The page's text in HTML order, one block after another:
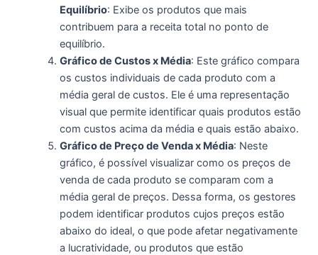
Equilíbrio: Exibe os produtos que mais
contribuem para a receita total no ponto de
equilíbrio.
Gráfico de Custos x Média: Este gráfico compara
os custos individuais de cada produto com a
média geral de custos. Ele é uma representação
visual que permite identificar quais produtos estão
com custos acima da média e quais estão abaixo.
Gráfico de Preço de Venda x Média: Neste
gráfico, é possível visualizar como os preços de
venda de cada produto se comparam com a
média geral de preços. Dessa forma, os gestores
podem identificar produtos cujos preços estão
abaixo do ideal, o que pode afetar negativamente
a lucratividade, ou produtos que estão